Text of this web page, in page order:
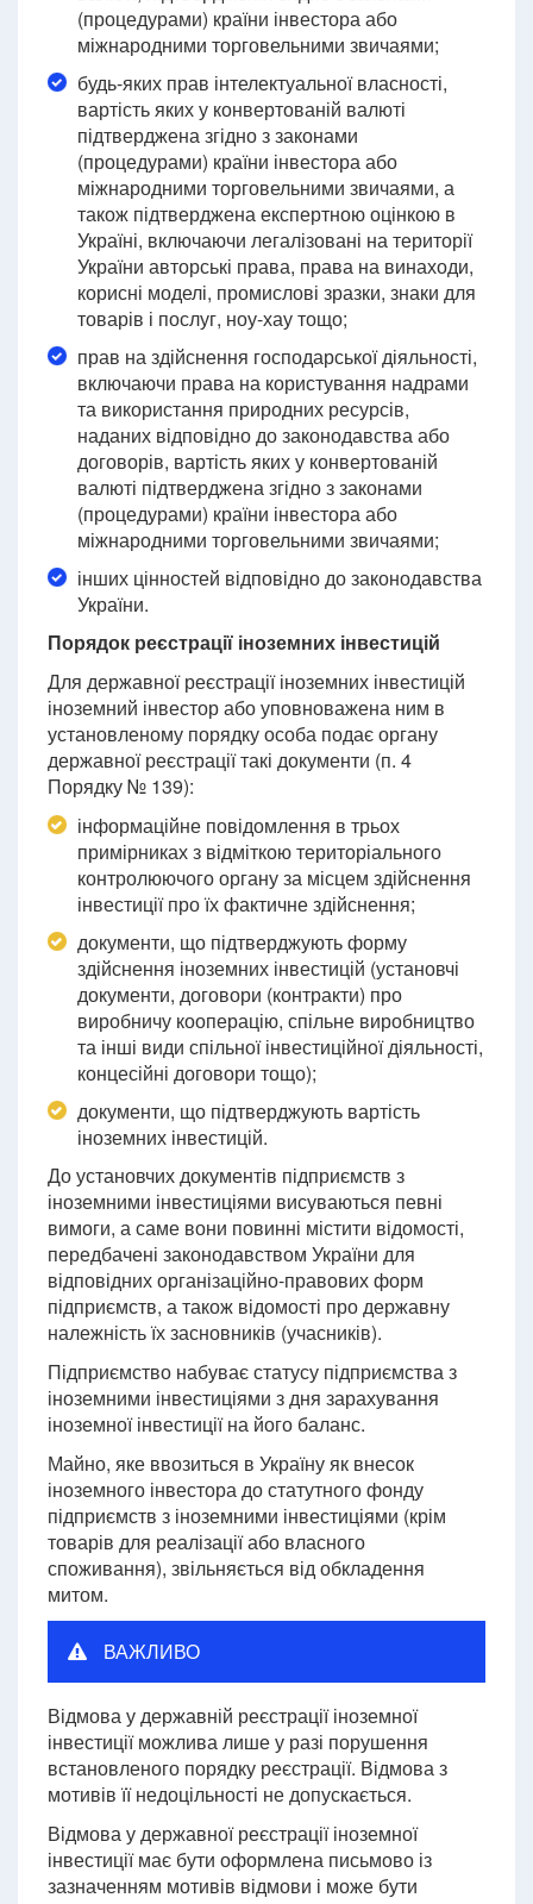
(процедурами) країни інвестора або
міжнародними торговельними звичаями;
будь-яких прав інтелектуальної власності,
вартість яких у конвертованій валюті
підтверджена згідно з законами
(процедурами) країни інвестора або
міжнародними торговельними звичаями, а
також підтверджена експертною оцінкою в
Україні, включаючи легалізовані на території
України авторські права, права на винаходи,
корисні моделі, промислові зразки, знаки для
товарів і послуг, ноу-хау тощо;
прав на здійснення господарської діяльності,
включаючи права на користування надрами
та використання природних ресурсів,
наданих відповідно до законодавства або
договорів, вартість яких у конвертованій
валюті підтверджена згідно з законами
(процедурами) країни інвестора або
міжнародними торговельними звичаями;
інших цінностей відповідно до законодавства
України.
Порядок реєстрації іноземних інвестицій
Для державної реєстрації іноземних інвестицій
іноземний інвестор або уповноважена ним в
установленому порядку особа подає органу
державної реєстрації такі документи (п. 4
Порядку № 139):
інформаційне повідомлення в трьох
примірниках з відміткою територіального
контролюючого органу за місцем здійснення
інвестиції про їх фактичне здійснення;
документи, що підтверджують форму
здійснення іноземних інвестицій (установчі
документи, договори (контракти) про
виробничу кооперацію, спільне виробництво
та інші види спільної інвестиційної діяльності,
концесійні договори тощо);
документи, що підтверджують вартість
іноземних інвестицій.
До установчих документів підприємств з
іноземними інвестиціями висуваються певні
вимоги, а саме вони повинні містити відомості,
передбачені законодавством України для
відповідних організаційно-правових форм
підприємств, а також відомості про державну
належність їх засновників (учасників).
Підприємство набуває статусу підприємства з
іноземними інвестиціями з дня зарахування
іноземної інвестиції на його баланс.
Майно, яке ввозиться в Україну як внесок
іноземного інвестора до статутного фонду
підприємств з іноземними інвестиціями (крім
товарів для реалізації або власного
споживання), звільняється від обкладення
митом.
ВАЖЛИВО
Відмова у державній реєстрації іноземної
інвестиції можлива лише у разі порушення
встановленого порядку реєстрації. Відмова з
мотивів її недоцільності не допускається.
Відмова у державної реєстрації іноземної
інвестиції має бути оформлена письмово із
зазначенням мотивів відмови і може бути